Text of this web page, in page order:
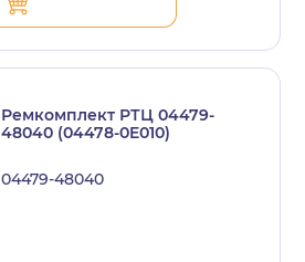
Ремкомплект РТЦ 04479-
48040 (04478-0E010)
04479-48040